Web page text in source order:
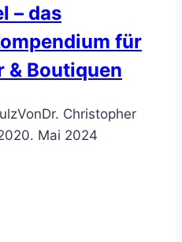
– das
für
& Boutiquen
VonDr. Christopher
20. Mai 2024